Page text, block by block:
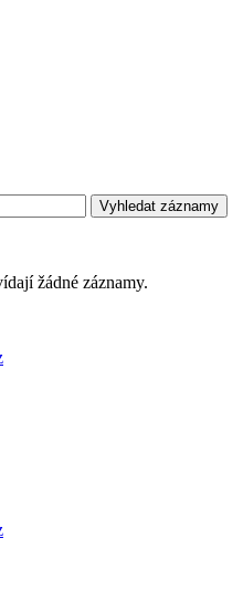
Vyhledat záznamy
žádné záznamy.